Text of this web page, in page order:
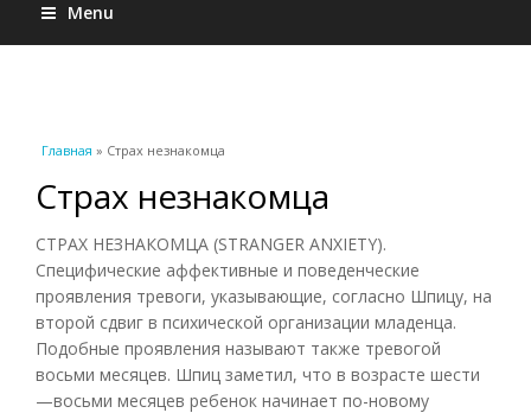
Menu
Вы здесь
Главная » Страх незнакомца
Страх незнакомца
СТРАХ НЕЗНАКОМЦА (STRANGER ANXIETY).
Специфические аффективные и поведенческие
проявления тревоги, указывающие, согласно Шпицу, на
второй сдвиг в психической организации младенца.
Подобные проявления называют также тревогой
восьми месяцев. Шпиц заметил, что в возрасте шести
—восьми месяцев ребенок начинает по-новому